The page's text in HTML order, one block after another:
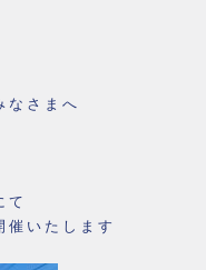
なさまへ
て
いたします